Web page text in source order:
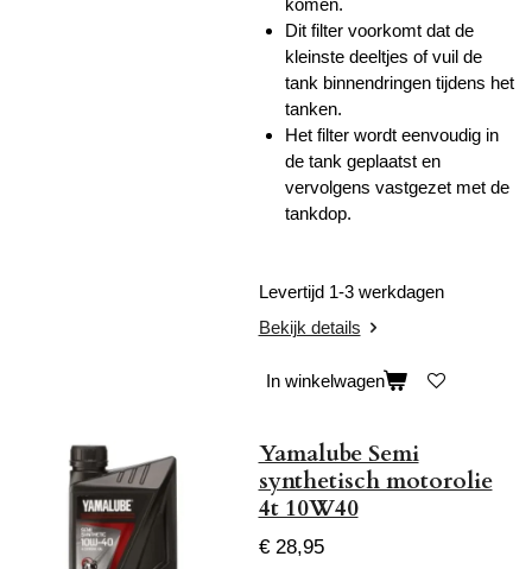
Dit filter voorkomt dat de
kleinste deeltjes of vuil de
tank binnendringen tijdens het
tanken.
Het filter wordt eenvoudig in
de tank geplaatst en
vervolgens vastgezet met de
tankdop.
Levertijd 1-3 werkdagen
Bekijk details
In winkelwagen
Yamalube Semi
synthetisch motorolie
4t 10W40
€ 28,95